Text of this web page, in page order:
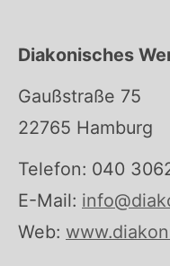
Diakonisches
Gaußstraße 75
22765 Hamburg
Telefon: 040
E-Mail:
Web: